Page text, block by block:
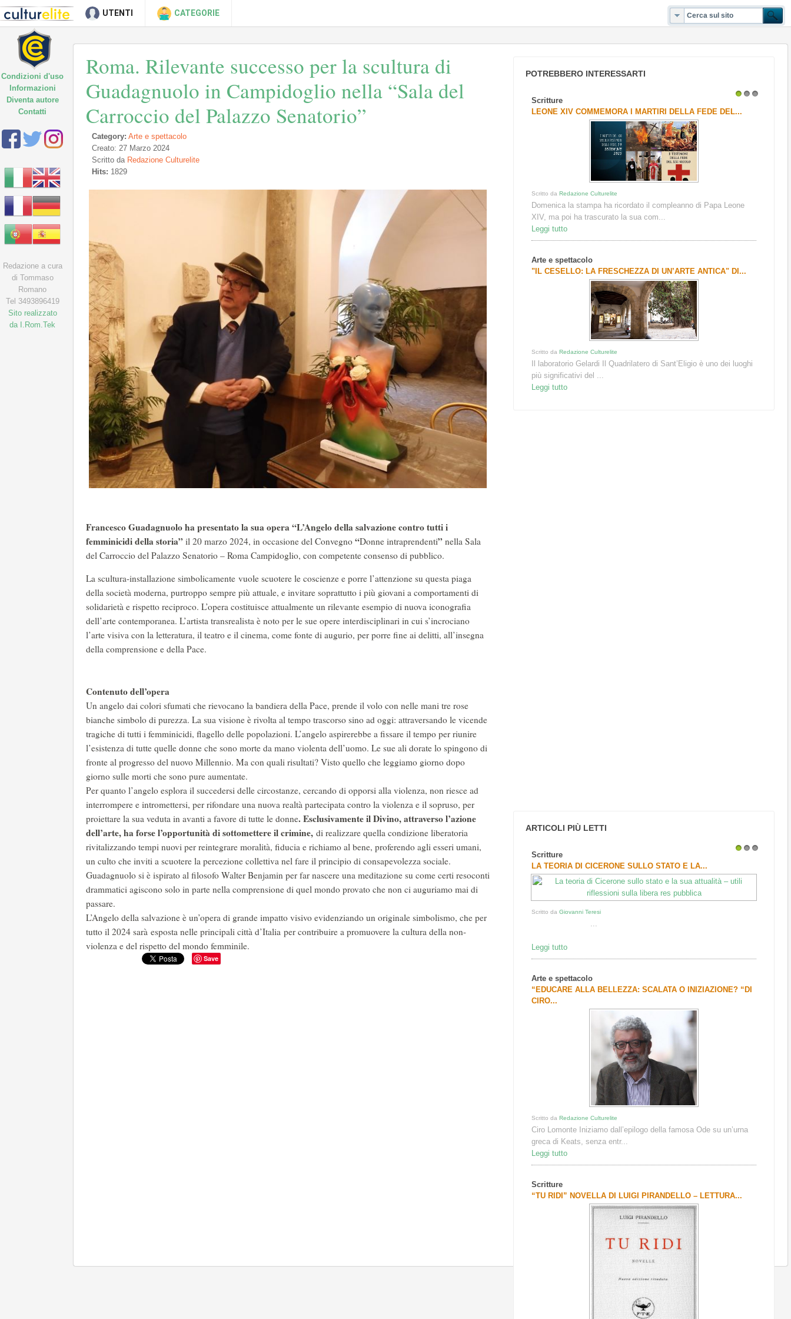
UTENTI CATEGORIE
Roma. Rilevante successo per la scultura di
Guadagnuolo in Campidoglio nella “Sala del
Carroccio del Palazzo Senatorio”
Category: Arte e spettacolo
Creato: 27 Marzo 2024
Scritto da Redazione Culturelite
Hits: 1829
Francesco Guadagnuolo ha presentato la sua opera “L’Angelo della salvazione contro tutti i
femminicidi della storia” il 20 marzo 2024, in occasione del Convegno “Donne intraprendenti” nella Sala
del Carroccio del Palazzo Senatorio – Roma Campidoglio, con competente consenso di pubblico.
La scultura-installazione simbolicamente vuole scuotere le coscienze e porre l’attenzione su questa piaga
della società moderna, purtroppo sempre più attuale, e invitare soprattutto i più giovani a comportamenti di
solidarietà e rispetto reciproco. L’opera costituisce attualmente un rilevante esempio di nuova iconografia
dell’arte contemporanea. L’artista transrealista è noto per le sue opere interdisciplinari in cui s’incrociano
l’arte visiva con la letteratura, il teatro e il cinema, come fonte di augurio, per porre fine ai delitti, all’insegna
della comprensione e della Pace.
Contenuto dell’opera
Un angelo dai colori sfumati che rievocano la bandiera della Pace, prende il volo con nelle mani tre rose
bianche simbolo di purezza. La sua visione è rivolta al tempo trascorso sino ad oggi: attraversando le vicende
tragiche di tutti i femminicidi, flagello delle popolazioni. L’angelo aspirerebbe a fissare il tempo per riunire
l’esistenza di tutte quelle donne che sono morte da mano violenta dell’uomo. Le sue ali dorate lo spingono di
fronte al progresso del nuovo Millennio. Ma con quali risultati? Visto quello che leggiamo giorno dopo
giorno sulle morti che sono pure aumentate.
Per quanto l’angelo esplora il succedersi delle circostanze, cercando di opporsi alla violenza, non riesce ad
interrompere e intromettersi, per rifondare una nuova realtà partecipata contro la violenza e il sopruso, per
proiettare la sua veduta in avanti a favore di tutte le donne. Esclusivamente il Divino, attraverso l’azione
dell’arte, ha forse l’opportunità di sottomettere il crimine, di realizzare quella condizione liberatoria
rivitalizzando tempi nuovi per reintegrare moralità, fiducia e richiamo al bene, proferendo agli esseri umani,
un culto che inviti a scuotere la percezione collettiva nel fare il principio di consapevolezza sociale.
Guadagnuolo si è ispirato al filosofo Walter Benjamin per far nascere una meditazione su come certi resoconti
drammatici agiscono solo in parte nella comprensione di quel mondo provato che non ci auguriamo mai di
passare.
L’Angelo della salvazione è un’opera di grande impatto visivo evidenziando un originale simbolismo, che per
tutto il 2024 sarà esposta nelle principali città d’Italia per contribuire a promuovere la cultura della non-
violenza e del rispetto del mondo femminile.
Save
POTREBBERO INTERESSARTI
Scritture
LEONE XIV COMMEMORA I MARTIRI DELLA FEDE DEL...
Scritto daRedazione Culturelite
Domenica la stampa ha ricordato il compleanno di Papa Leone
XIV, ma poi ha trascurato la sua com...
Leggi tutto
Arte e spettacolo
"IL CESELLO: LA FRESCHEZZA DI UN’ARTE ANTICA" DI...
Scritto daRedazione Culturelite
Il laboratorio Gelardi Il Quadrilatero di Sant’Eligio è uno dei luoghi
più significativi del ...
Leggi tutto
ARTICOLI PIÙ LETTI
Scritture
LA TEORIA DI CICERONE SULLO STATO E LA...
Scritto daGiovanni Teresi
...
Leggi tutto
Arte e spettacolo
“EDUCARE ALLA BELLEZZA: SCALATA O INIZIAZIONE? “DI
CIRO...
Scritto daRedazione Culturelite
Ciro Lomonte Iniziamo dall’epilogo della famosa Ode su un’urna
greca di Keats, senza entr...
Leggi tutto
Scritture
“TU RIDI” NOVELLA DI LUIGI PIRANDELLO – LETTURA...
Condizioni d'uso
Informazioni
Diventa autore
Contatti
Redazione a cura
di Tommaso
Romano
Tel 3493896419
Sito realizzato
da I.Rom.Tek